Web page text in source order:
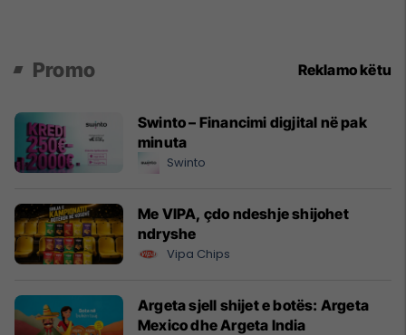
Promo Reklamo këtu
Swinto – Financimi digjital në pak
minuta
Swinto
Me VIPA, çdo ndeshje shijohet
ndryshe
Vipa Chips
Argeta sjell shijet e botës: Argeta
Mexico dhe Argeta India